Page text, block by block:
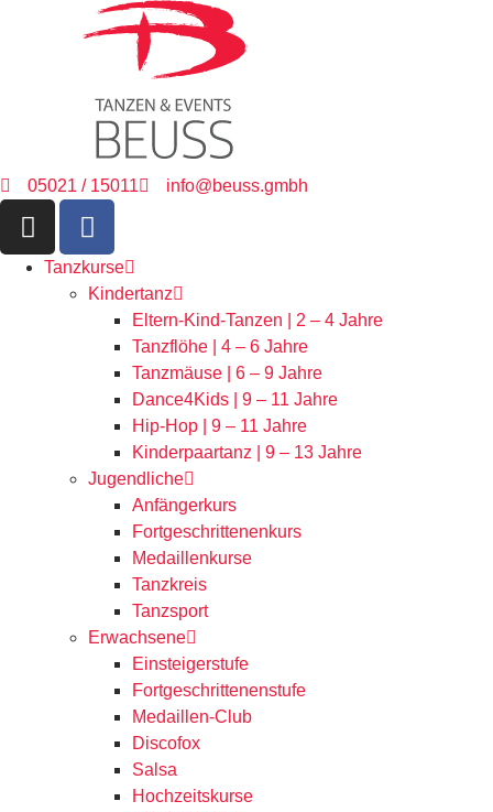
05021 / 15011 info@beuss.gmbh
Tanzkurse
Kindertanz
Eltern-Kind-Tanzen | 2 – 4 Jahre
Tanzflöhe | 4 – 6 Jahre
Tanzmäuse | 6 – 9 Jahre
Dance4Kids | 9 – 11 Jahre
Hip-Hop | 9 – 11 Jahre
Kinderpaartanz | 9 – 13 Jahre
Jugendliche
Anfängerkurs
Fortgeschrittenenkurs
Medaillenkurse
Tanzkreis
Tanzsport
Erwachsene
Einsteigerstufe
Fortgeschrittenenstufe
Medaillen-Club
Discofox
Salsa
Hochzeitskurse